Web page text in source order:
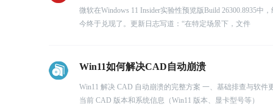
微软在Windows 11 Insider实验性预览版Build 26300.8935
今终于兑现了。更新日志写道：“在特定场景下，文件
Win11如何解决CAD自动崩溃
Win11 解决 CAD 自动崩溃的完整方案 一、基础排查与软
当前 CAD 版本和系统信息（Win11 版本、显卡型号等）